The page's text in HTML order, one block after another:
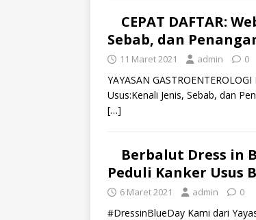
CEPAT DAFTAR:
Sebab, dan
11 Maret 2021 admin 0
YAYASAN
Usus:Kenali Jenis, Sebab, dan
[…]
Berbalut Dress in
Peduli Kanker Usus
6 Maret 2021 admin 0
#DressinBlueDay Kami dari